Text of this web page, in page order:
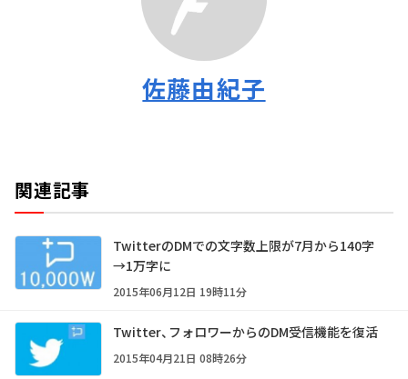
佐藤由紀子
関連記事
TwitterのDMでの文字数上限が7月から140字
→1万字に
2015年06月12日 19時11分
Twitter、フォロワーからのDM受信機能を復活
2015年04月21日 08時26分